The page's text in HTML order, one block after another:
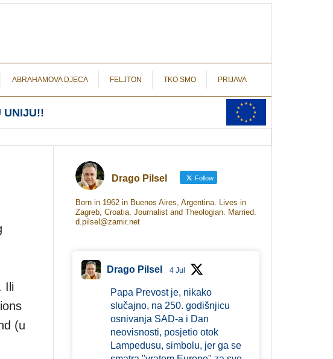
ABRAHAMOVA DJECA FELJTON TKO SMO PRIJAVA
UNIJU!!
Ili
(u
Drago Pilsel Follow
Born in 1962 in Buenos Aires, Argentina. Lives in
Zagreb, Croatia. Journalist and Theologian. Married.
d.pilsel@zamir.net
Drago Pilsel 4 Jul
Papa Prevost je, nikako
slučajno, na 250. godišnjicu
osnivanja SAD-a i Dan
neovisnosti, posjetio otok
Lampedusu, simbolu, jer ga se